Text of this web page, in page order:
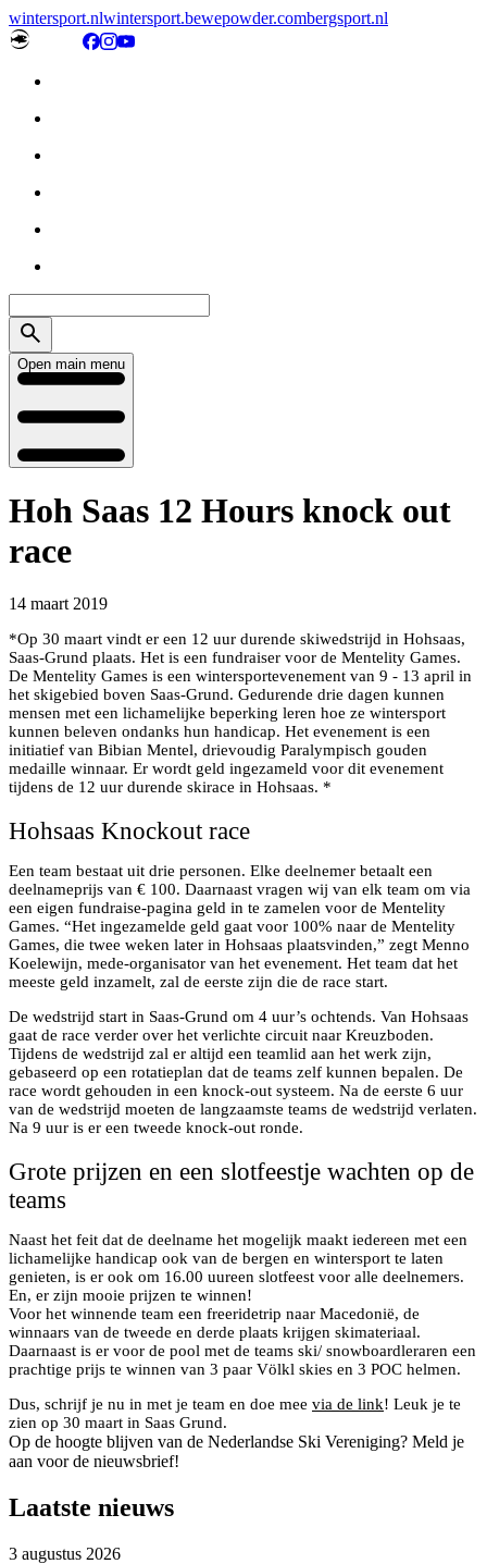
wintersport.nlwintersport.bewepowder.combergsport.nl
Open main menu
Hoh Saas 12 Hours knock out
race
14 maart 2019
*Op 30 maart vindt er een 12 uur durende skiwedstrijd in Hohsaas,
Saas-Grund plaats. Het is een fundraiser voor de Mentelity Games.
De Mentelity Games is een wintersportevenement van 9 - 13 april in
het skigebied boven Saas-Grund. Gedurende drie dagen kunnen
mensen met een lichamelijke beperking leren hoe ze wintersport
kunnen beleven ondanks hun handicap. Het evenement is een
initiatief van Bibian Mentel, drievoudig Paralympisch gouden
medaille winnaar. Er wordt geld ingezameld voor dit evenement
tijdens de 12 uur durende skirace in Hohsaas. *
Hohsaas Knockout race
Een team bestaat uit drie personen. Elke deelnemer betaalt een
deelnameprijs van € 100. Daarnaast vragen wij van elk team om via
een eigen fundraise-pagina geld in te zamelen voor de Mentelity
Games. “Het ingezamelde geld gaat voor 100% naar de Mentelity
Games, die twee weken later in Hohsaas plaatsvinden,” zegt Menno
Koelewijn, mede-organisator van het evenement. Het team dat het
meeste geld inzamelt, zal de eerste zijn die de race start.
De wedstrijd start in Saas-Grund om 4 uur’s ochtends. Van Hohsaas
gaat de race verder over het verlichte circuit naar Kreuzboden.
Tijdens de wedstrijd zal er altijd een teamlid aan het werk zijn,
gebaseerd op een rotatieplan dat de teams zelf kunnen bepalen. De
race wordt gehouden in een knock-out systeem. Na de eerste 6 uur
van de wedstrijd moeten de langzaamste teams de wedstrijd verlaten.
Na 9 uur is er een tweede knock-out ronde.
Grote prijzen en een slotfeestje wachten op de
teams
Naast het feit dat de deelname het mogelijk maakt iedereen met een
lichamelijke handicap ook van de bergen en wintersport te laten
genieten, is er ook om 16.00 uureen slotfeest voor alle deelnemers.
En, er zijn mooie prijzen te winnen!
Voor het winnende team een freeridetrip naar Macedonië, de
winnaars van de tweede en derde plaats krijgen skimateriaal.
Daarnaast is er voor de pool met de teams ski/ snowboardleraren een
prachtige prijs te winnen van 3 paar Völkl skies en 3 POC helmen.
Dus, schrijf je nu in met je team en doe mee via de link! Leuk je te
zien op 30 maart in Saas Grund.
Op de hoogte blijven van de Nederlandse Ski Vereniging? Meld je
aan voor de nieuwsbrief!
Laatste nieuws
3 augustus 2026